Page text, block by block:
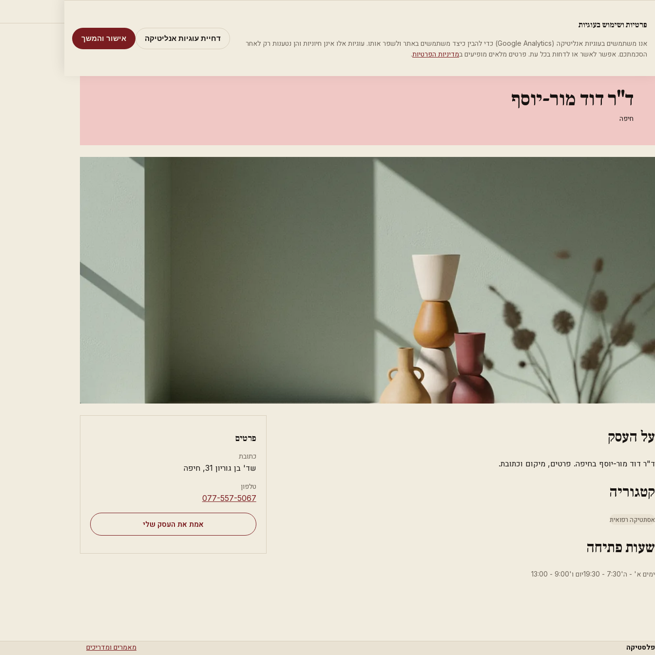
בית קטגוריות אסתטיקה רפואית
ד"ר דוד מור-יוסף
חיפה
על העסק
ד"ר דוד מור-יוסף בחיפה. פרטים, מיקום וכתובת.
קטגוריה
אסתטיקה רפואית
שעות פתיחה
ימים א' - ה'7:30 - 19:30יום ו'9:00 - 13:00
פרטים
כתובת
שד' בן גוריון 31, חיפה
טלפון
⁦077-557-5067⁩
אמת את העסק שלי
פלסטיקה מאמרים ומדריכים
פרטיות ושימוש בעוגיות
אנו משתמשים בעוגיות אנליטיקה (Google Analytics) כדי להבין כיצד משתמשים באתר ולשפר אותו. עוגיות אלו אינן חיוניות והן נטענות רק לאחר
הסכמתכם. אפשר לאשר או לדחות בכל עת. פרטים מלאים מופיעים במדיניות הפרטיות.
דחיית עוגיות אנליטיקה אישור והמשך